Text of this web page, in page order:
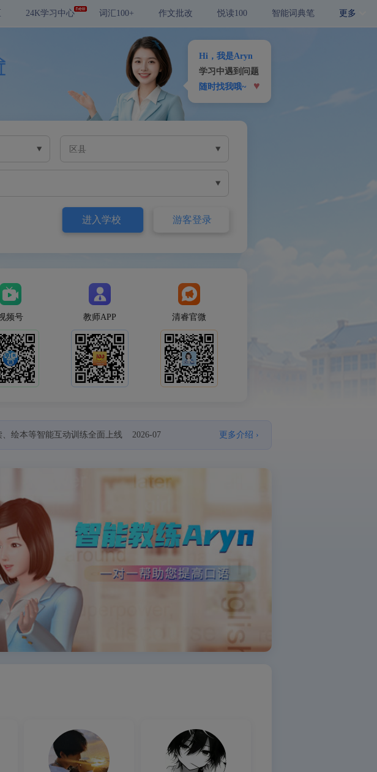
更多
智能词典笔
悦读100
作文批改
词汇100+
24K学习中心
Hi，我是Aryn
学习中遇到问题
随时找我哦~
♥
区县
进入学校 游客登录
频号 教师APP 清睿官微
、绘本等智能互动训练全面上线 2026-07 更多介绍 ›